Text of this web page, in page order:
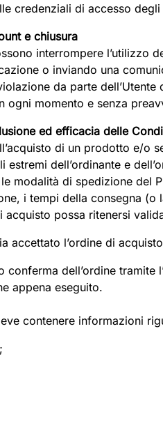
credenziali di accesso degli
e chiusura
interrompere l’utilizzo
o inviando una
da parte
ogni momento e senza
ed efficacia delle
di un prodotto e/o
estremi dell’ordinante e
modalità di spedizione del
i tempi della consegna
possa ritenersi
accettato l’ordine di
conferma dell’ordine
appena eseguito.
contenere informazioni